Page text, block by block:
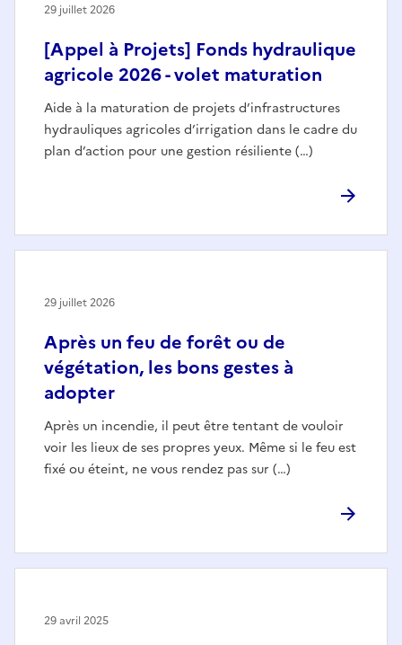
[Appel à Projets] Fonds hydraulique
agricole 2026 - volet maturation
Aide à la maturation de projets d’infrastructures
hydrauliques agricoles d’irrigation dans le cadre du
plan d’action pour une gestion résiliente (…)
29 juillet 2026
Après un feu de forêt ou de
végétation, les bons gestes à
adopter
Après un incendie, il peut être tentant de vouloir
voir les lieux de ses propres yeux. Même si le feu est
fixé ou éteint, ne vous rendez pas sur (…)
29 juillet 2026
29 avril 2025